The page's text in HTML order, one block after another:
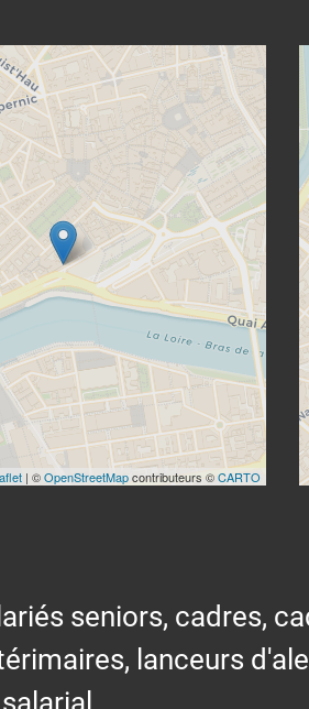
| ©OpenStreetMapcontributeurs ©CARTO
seniors, cadres,
lanceurs